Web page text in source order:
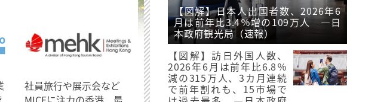
社員旅行や展示会など
【図解】日本人出国者数、2026年6
月は前年比3.4％増の109万人 ―日
本政府観光局（速報）
【図解】訪日外国人数、
2026年6月は前年比6.8％
減の315万人、3カ月連続
で前年割れも、15市場で